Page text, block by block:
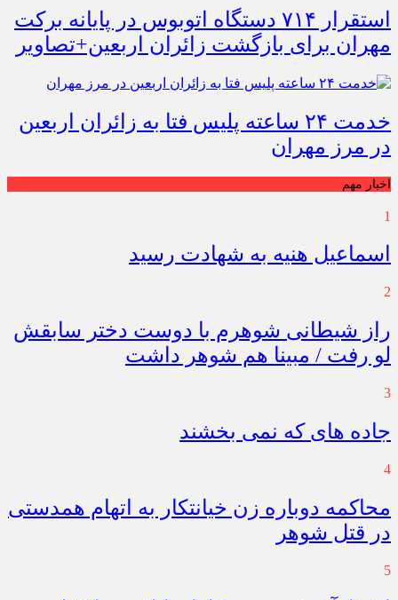
استقرار ۷۱۴ دستگاه اتوبوس در پایانه برکت
مهران برای بازگشت زائران اربعین+تصاویر
خدمت ۲۴ ساعته پلیس فتا به زائران اربعین
در مرز مهران
اخبار مهم
1
اسماعیل هنیه به شهادت رسید
2
راز شیطانی شوهرم با دوست دختر سابقش
لو رفت / مبینا هم شوهر داشت
3
جاده های که نمی بخشند
4
محاکمه دوباره زن خیانتکار به اتهام همدستی
در قتل شوهر
5